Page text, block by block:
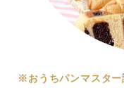
※おうちパンマスター